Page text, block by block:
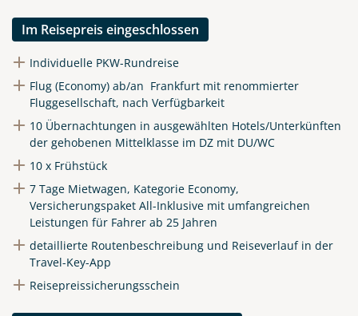
Im Reisepreis eingeschlossen
Individuelle PKW-Rundreise
Flug (Economy) ab/an Frankfurt mit renommierter
Fluggesellschaft, nach Verfügbarkeit
10 Übernachtungen in ausgewählten Hotels/Unterkünften
der gehobenen Mittelklasse im DZ mit DU/WC
10 x Frühstück
7 Tage Mietwagen, Kategorie Economy,
Versicherungspaket All-Inklusive mit umfangreichen
Leistungen für Fahrer ab 25 Jahren
detaillierte Routenbeschreibung und Reiseverlauf in der
Travel-Key-App
Reisepreissicherungsschein